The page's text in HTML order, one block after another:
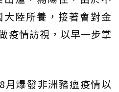
陸所養，接著會對金
疫情訪視，以早一步掌
月爆發非洲豬瘟疫情以